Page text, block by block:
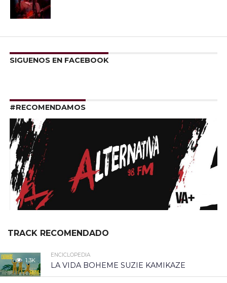
SIGUENOS EN FACEBOOK
#RECOMENDAMOS
TRACK RECOMENDADO
1.3K
ENCICLOPEDIA
LA VIDA BOHEME SUZIE KAMIKAZE